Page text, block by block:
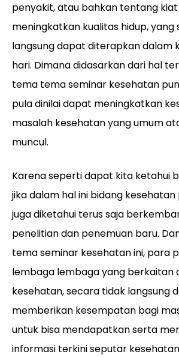
penyakit, atau bahkan tentang
meningkatkan kualitas hidup, yang
langsung dapat diterapkan dalam
hari. Dimana didasarkan dari hal
tema tema seminar kesehatan
pula dinilai dapat meningkatkan
masalah kesehatan yang umum
muncul.
Karena seperti dapat kita ketahui
jika dalam hal ini bidang
juga diketahui terus saja
penelitian dan penemuan baru.
tema seminar kesehatan ini, para
lembaga lembaga yang berkaitan
kesehatan, secara tidak langsung
memberikan kesempatan bagi
untuk bisa mendapatkan serta
informasi terkini seputar